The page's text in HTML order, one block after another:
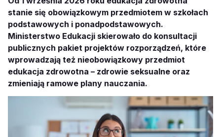
stanie się obowiązkowym przedmiotem w szkołach
podstawowych i ponadpodstawowych.
Ministerstwo Edukacji skierowało do konsultacji
publicznych pakiet projektów rozporządzeń, które
wprowadzają też nieobowiązkowy przedmiot
edukacja zdrowotna – zdrowie seksualne oraz
zmieniają ramowe plany nauczania.